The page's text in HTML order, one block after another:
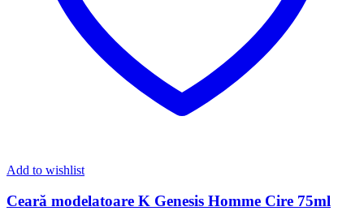
Add to wishlist
Ceară modelatoare K Genesis Homme Cire 75ml